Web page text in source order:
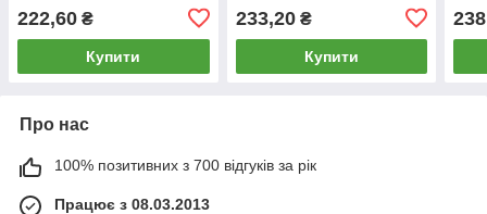
222,60 ₴
Купити
233,20₴
Купити
Про нас
100% позитивних з 700 відгуків за рік
Працює з 08.03.2013